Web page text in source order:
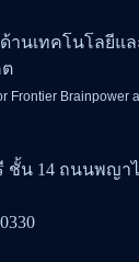
านเทคโนโลยีแ
Frontier Brainpower
ชั้น 14 ถนนพญา